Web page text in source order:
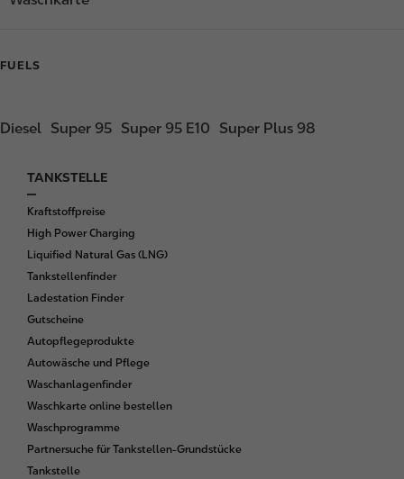
FUELS
Diesel Super 95 Super 95 E10 Super Plus 98
F
o
o
t
e
r
TANKSTELLE
Kraftstoffpreise
High Power Charging
Liquified Natural Gas (LNG)
Tankstellenfinder
Ladestation Finder
Gutscheine
Autopflegeprodukte
Autowäsche und Pflege
Waschanlagenfinder
Waschkarte online bestellen
Waschprogramme
Partnersuche für Tankstellen-Grundstücke
Tankstelle